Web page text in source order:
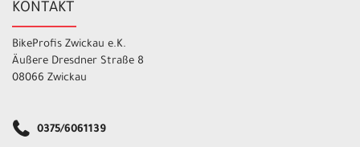
KONTAKT
BikeProfis Zwickau e.K.
Äußere Dresdner Straße 8
08066 Zwickau
0375/6061139